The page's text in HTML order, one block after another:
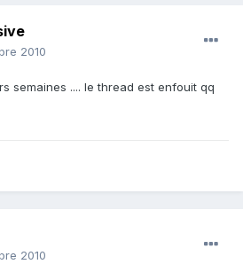
2010
semaines .... le thread est enfouit qq
2010